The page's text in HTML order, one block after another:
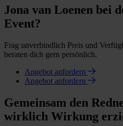
Jona van Loenen bei
Event?
Frag unverbindlich Preis und
beraten dich gern persönlich.
Angebot anfordern
Angebot anfordern
Gemeinsam den
wirklich Wirkung